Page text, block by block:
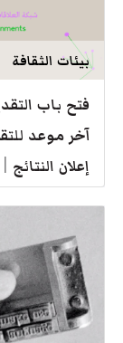
بيئات الثقافة
فتح باب
آخر موعد
إعلان النتائج